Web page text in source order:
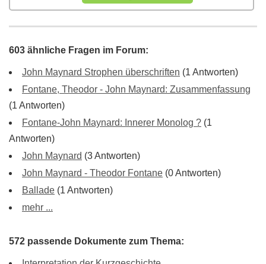
603 ähnliche Fragen im Forum:
John Maynard Strophen überschriften (1 Antworten)
Fontane, Theodor - John Maynard: Zusammenfassung
(1 Antworten)
Fontane-John Maynard: Innerer Monolog ? (1
Antworten)
John Maynard (3 Antworten)
John Maynard - Theodor Fontane (0 Antworten)
Ballade (1 Antworten)
mehr ...
572 passende Dokumente zum Thema: